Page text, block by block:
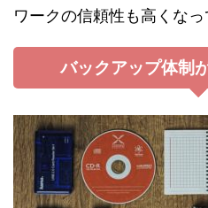
ワークの信頼性も高くなっ
バックアップ体制